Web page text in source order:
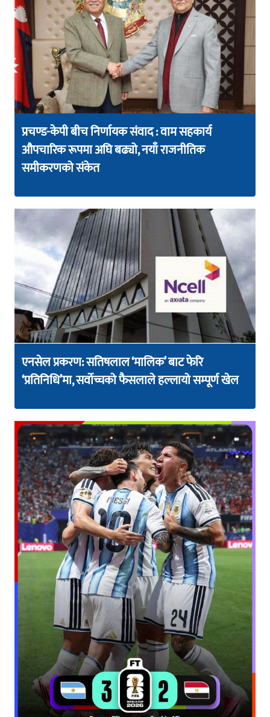
प्रचण्ड-केपी बीच निर्णायक संवाद : वाम सहकार्य
औपचारिक रूपमा अघि बढ्यो, नयाँ राजनीतिक
समीकरणको संकेत
एनसेल प्रकरण: सतिषलाल ‘मालिक’ बाट फेरि
‘प्रतिनिधि’मा, सर्वोच्चको फैसलाले हल्लायो सम्पूर्ण खेल